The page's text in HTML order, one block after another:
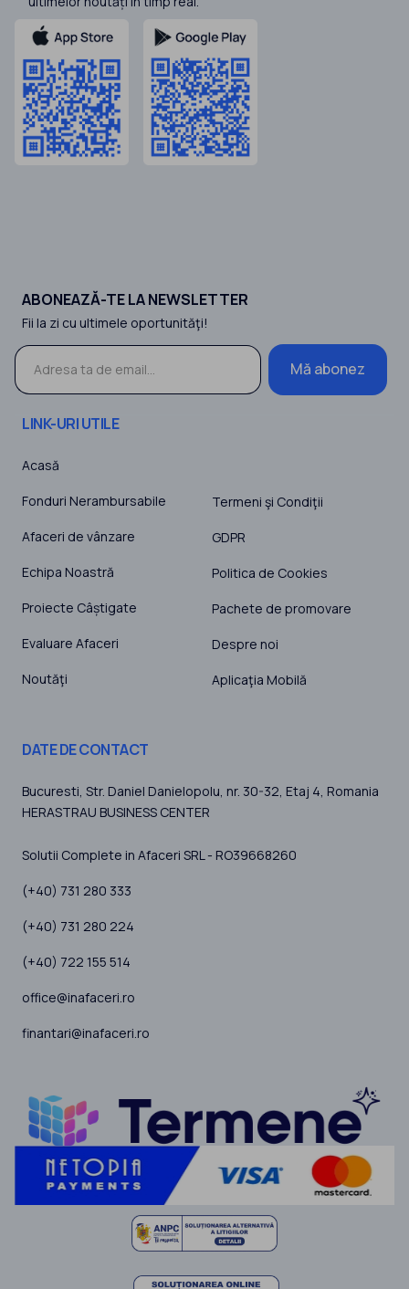
ABONEAZĂ-TE LA NEWSLETTER
Fii la zi cu ultimele oportunităţi!
Mă abonez
LINK-URI UTILE
Acasă
Fonduri Nerambursabile
Afaceri de vânzare
Echipa Noastră
Proiecte Câștigate
Evaluare Afaceri
Noutăţi
Termeni şi Condiţii
GDPR
Politica de Cookies
Pachete de promovare
Despre noi
Aplicaţia Mobilă
DATE DE CONTACT
Bucuresti, Str. Daniel Danielopolu, nr. 30-32, Etaj 4, Romania
HERASTRAU BUSINESS CENTER
Solutii Complete in Afaceri SRL - RO39668260
(+40) 731 280 333
(+40) 731 280 224
(+40) 722 155 514
office@inafaceri.ro
finantari@inafaceri.ro